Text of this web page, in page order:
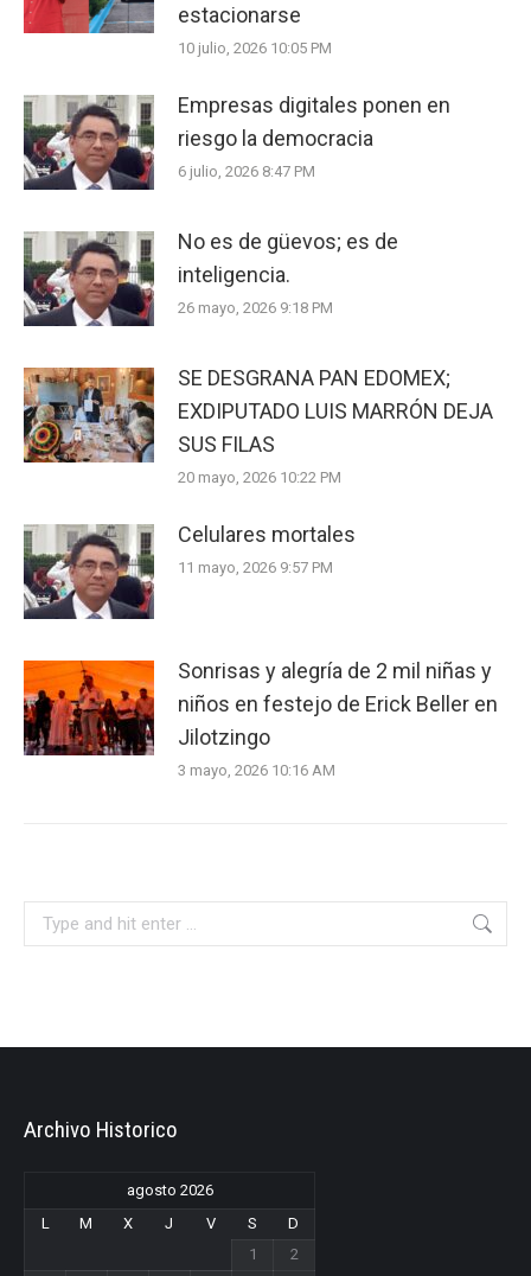
estacionarse
10 julio, 2026 10:05 PM
Empresas digitales ponen en
riesgo la democracia
6 julio, 2026 8:47 PM
No es de güevos; es de
inteligencia.
26 mayo, 2026 9:18 PM
SE DESGRANA PAN EDOMEX;
EXDIPUTADO LUIS MARRÓN DEJA
SUS FILAS
20 mayo, 2026 10:22 PM
Celulares mortales
11 mayo, 2026 9:57 PM
Sonrisas y alegría de 2 mil niñas y
niños en festejo de Erick Beller en
Jilotzingo
3 mayo, 2026 10:16 AM
Archivo Historico
agosto 2026
L
M X J V S
D
1
2